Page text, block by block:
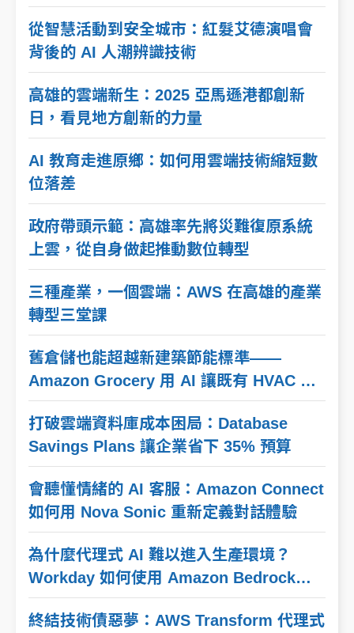
專家現場指導
從智慧活動到安全城市：紅髮艾德演唱會
背後的 AI 人潮辨識技術
高雄的雲端新生：2025 亞馬遜港都創新
日，看見地方創新的力量
AI 教育走進原鄉：如何用雲端技術縮短數
位落差
政府帶頭示範：高雄率先將災難復原系統
上雲，從自身做起推動數位轉型
三種產業，一個雲端：AWS 在高雄的產業
轉型三堂課
舊倉儲也能超越新建築節能標準——
Amazon Grocery 用 AI 讓既有 HVAC 系
統省下比預期多一倍的電
打破雲端資料庫成本困局：Database
Savings Plans 讓企業省下 35% 預算
會聽懂情緒的 AI 客服：Amazon Connect
如何用 Nova Sonic 重新定義對話體驗
為什麼代理式 AI 難以進入生產環境？
Workday 如何使用 Amazon Bedrock
AgentCore 四大功能解決生產環境四大障
礙
終結技術債惡夢：AWS Transform 代理式